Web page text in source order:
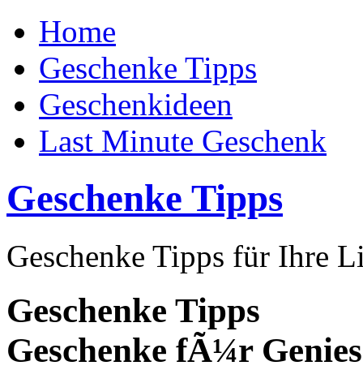
Home
Geschenke Tipps
Geschenkideen
Last Minute Geschenk
Geschenke Tipps
Geschenke Tipps für Ihre
Geschenke Tipps
Geschenke fÃ¼r